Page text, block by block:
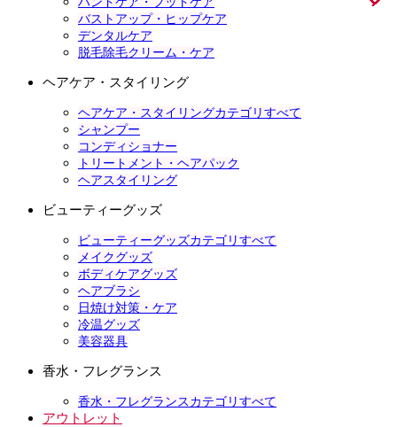
バストアップ・ヒップケア
デンタルケア
脱毛除毛クリーム・ケア
ヘアケア・スタイリング
ヘアケア・スタイリングカテゴリすべて
シャンプー
コンディショナー
トリートメント・ヘアパック
ヘアスタイリング
ビューティーグッズ
ビューティーグッズカテゴリすべて
メイクグッズ
ボディケアグッズ
ヘアブラシ
日焼け対策・ケア
冷温グッズ
美容器具
香水・フレグランス
香水・フレグランスカテゴリすべて
アウトレット